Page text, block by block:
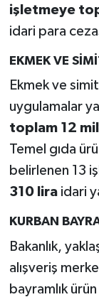
işletmeye
idari para
EKMEK VE
Ekmek ve
uygulamalar
toplam 12
Temel gıda
belirlenen 13
310 liraidari
KURBAN
Bakanlık,
alışveriş
bayramlık